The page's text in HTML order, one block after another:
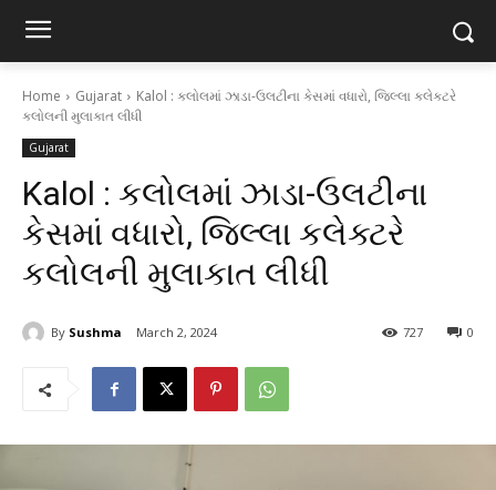
Home Gujarat
Kalol : કલોલમાં ઝાડા-ઉલટીના કેસમાં વધારો, જિલ્લા કલેક્ટરે
કલોલની મુલાકાત લીધી
Gujarat
Kalol : કલોલમાં ઝાડા-ઉલટીના
કેસમાં વધારો, જિલ્લા કલેક્ટરે
કલોલની મુલાકાત લીધી
By Sushma March 2, 2024 0
727